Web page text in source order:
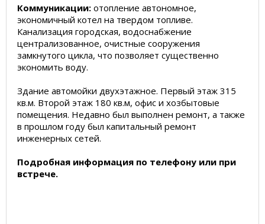
Коммуникации: отопление автономное,
экономичный котел на твердом топливе.
Канализация городская, водоснабжение
централизованное, очистные сооружения
замкнутого цикла, что позволяет существенно
экономить воду.
Здание автомойки двухэтажное. Первый этаж 315
кв.м. Второй этаж 180 кв.м, офис и хозбытовые
помещения. Недавно был выполнен ремонт, а также
в прошлом году был капитальный ремонт
инженерных сетей.
Подробная информация по телефону или при
встрече.